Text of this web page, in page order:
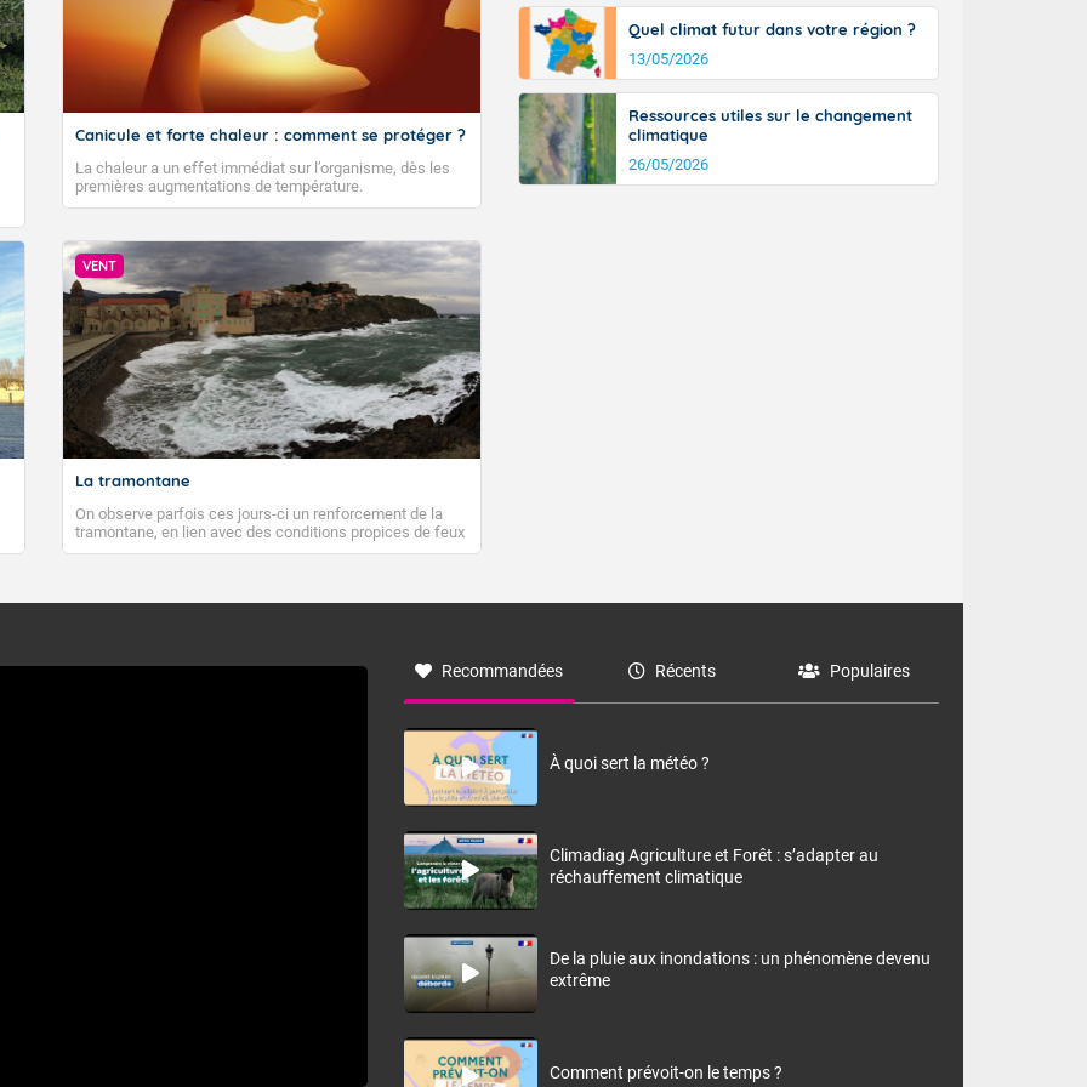
Canicule et forte chaleur : comment se protéger ?
La chaleur a un effet immédiat sur l’organisme, dès les
premières augmentations de température.
VENT
La tramontane
On observe parfois ces jours-ci un renforcement de la
tramontane, en lien avec des conditions propices de feux
de forêt. Mais qu'est-ce que la tramontane ? Quelles sont
à nord-ouest, dans un secteur qui part du Roussillon à la
monts, en allusion aux régions montagneuses d’où
Quel climat futur dans votre région ?
13/05/2026
Ressources utiles sur le changement
climatique
26/05/2026
Recommandées Récents Populaires
À quoi sert la météo ?
Climadiag Agriculture et Forêt : s’adapter au
réchauffement climatique
De la pluie aux inondations : un phénomène devenu
extrême
Comment prévoit-on le temps ?